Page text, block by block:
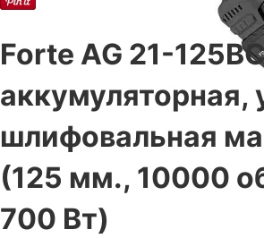
Forte AG 21-
аккумуляторная,
шлифовальная
(125 мм., 10000
700 Вт)